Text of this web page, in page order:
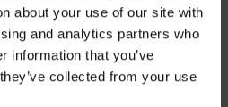
about your use of our site with
and analytics partners who
information that you’ve
collected from your use
qualidade, design e um